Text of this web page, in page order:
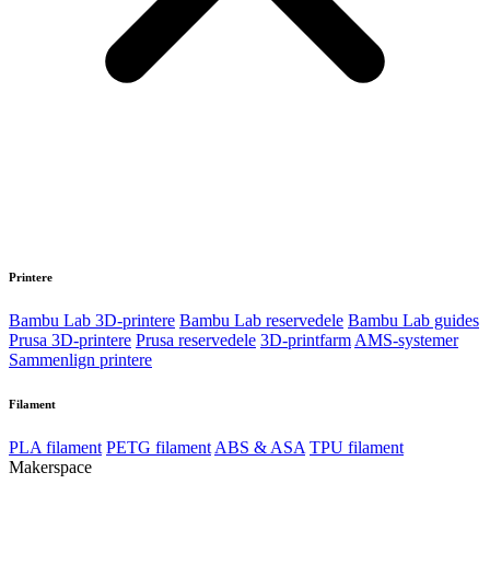
Printere
Bambu Lab 3D-printere Bambu Lab reservedele Bambu Lab guides
Prusa 3D-printere Prusa reservedele 3D-printfarm AMS-systemer
Sammenlign printere
Filament
PLA filament PETG filament ABS & ASA TPU filament
Makerspace